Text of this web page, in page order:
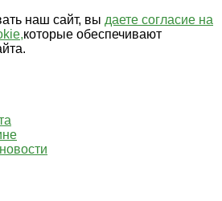
наш сайт, вы даете согласие на
которые обеспечивают